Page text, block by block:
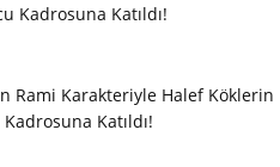
Kadrosuna Katıldı!
Rami Karakteriyle Halef Köklerin
Kadrosuna Katıldı!